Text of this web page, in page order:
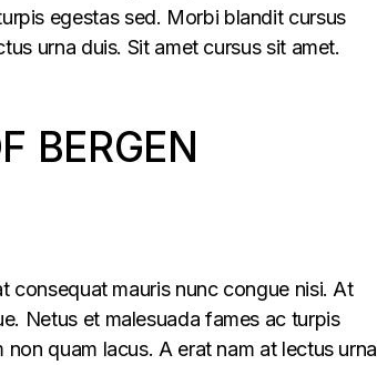
egestas sed. Morbi blandit cursus
urna duis. Sit amet cursus sit amet.
BERGEN
consequat mauris nunc congue nisi. At
Netus et malesuada fames ac turpis
quam lacus. A erat nam at lectus urna